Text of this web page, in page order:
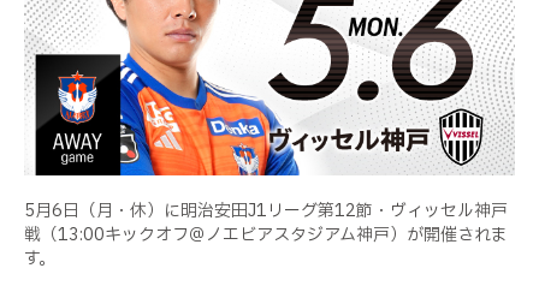
5月6日（月・休）に明治安田J1リーグ第12節・ヴィッセル神戸
戦（13:00キックオフ＠ノエビアスタジアム神戸）が開催されま
す。